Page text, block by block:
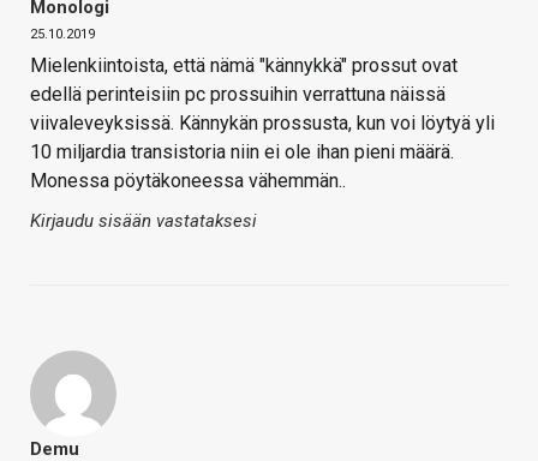
Monologi
25.10.2019
Mielenkiintoista, että nämä "kännykkä" prossut ovat
edellä perinteisiin pc prossuihin verrattuna näissä
viivaleveyksissä. Kännykän prossusta, kun voi löytyä yli
10 miljardia transistoria niin ei ole ihan pieni määrä.
Monessa pöytäkoneessa vähemmän..
Kirjaudu sisään vastataksesi
Demu